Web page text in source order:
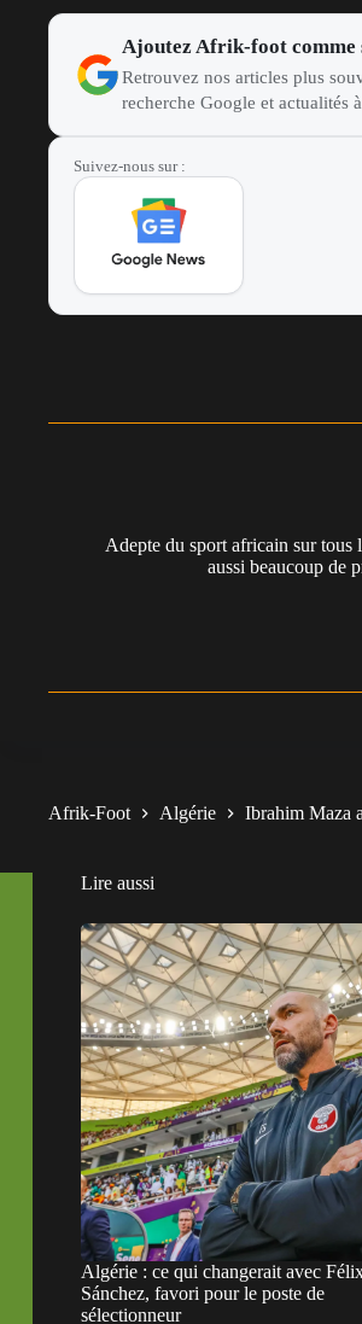
Ajoutez Afrik-foot comme
Retrouvez nos articles plus
recherche Google et actualités
Suivez-nous sur :
Adepte du sport africain sur
aussi beaucoup de
Afrik-Foot Algérie Ibrahim Maza
Lire aussi
Algérie : ce qui changerait avec
Sánchez, favori pour le poste de
sélectionneur